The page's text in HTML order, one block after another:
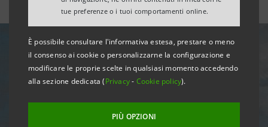
tue preferenze o i tuoi comportamenti online.
È possibile consultare l'informativa estesa, prestare o meno
il consenso ai cookie o personalizzarne la configurazione e
modificare le proprie scelte in qualsiasi momento accedendo
alla sezione dedicata (Privacy- Cookie policy).
PIÙ OPZIONI